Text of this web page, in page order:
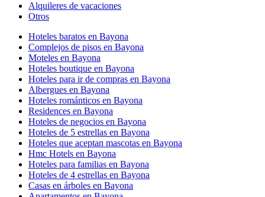
Alquileres de vacaciones
Otros
Hoteles baratos en Bayona
Complejos de pisos en Bayona
Moteles en Bayona
Hoteles boutique en Bayona
Hoteles para ir de compras en Bayona
Albergues en Bayona
Hoteles románticos en Bayona
Residences en Bayona
Hoteles de negocios en Bayona
Hoteles de 5 estrellas en Bayona
Hoteles que aceptan mascotas en Bayona
Hmc Hotels en Bayona
Hoteles para familias en Bayona
Hoteles de 4 estrellas en Bayona
Casas en árboles en Bayona